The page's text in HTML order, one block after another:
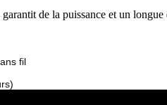
de la puissance et un
fil